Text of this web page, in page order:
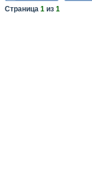
Страница 1 из 1